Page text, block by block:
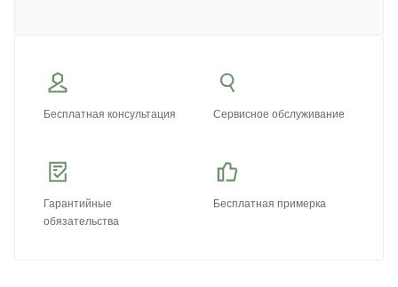
Бесплатная консультация Сервисное обслуживание
Гарантийные
обязательства
Бесплатная примерка